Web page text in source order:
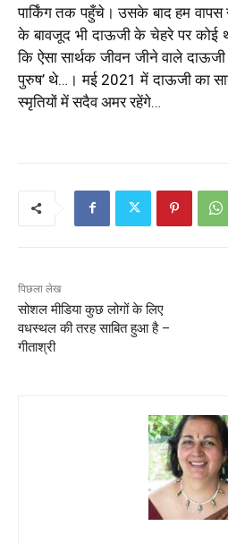
पार्किंग तक पहुँचे। उसके बाद हम वापस
के बावजूद भी दाऊजी के चेहरे पर कोई
कि ऐसा सार्थक जीवन जीने वाले दाऊजी
पुरुष’ थे…। मई 2021 में दाऊजी का
स्मृतियों में सदैव अमर रहेंगे…
पिछला लेख
सोशल मीडिया कुछ लोगों के लिए
वधस्थल की तरह साबित हुआ है –
गीताश्री